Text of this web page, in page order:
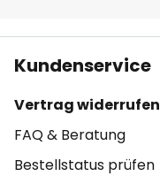
Kundenservice
Vertrag widerrufen
FAQ & Beratung
Bestellstatus prüfen